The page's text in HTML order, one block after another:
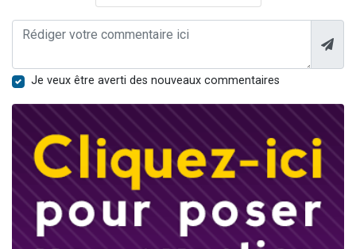
Je veux être averti des nouveaux commentaires